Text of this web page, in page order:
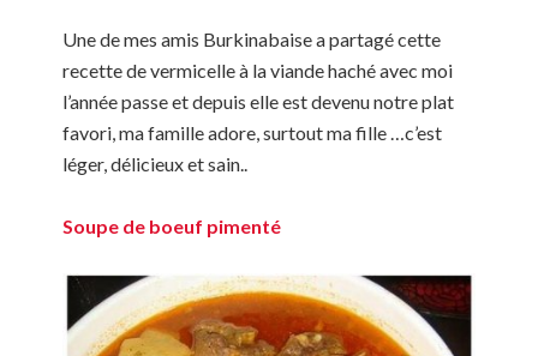
Une de mes amis Burkinabaise a partagé cette
recette de vermicelle à la viande haché avec moi
l’année passe et depuis elle est devenu notre plat
favori, ma famille adore, surtout ma fille …c’est
léger, délicieux et sain..
Soupe de boeuf pimenté